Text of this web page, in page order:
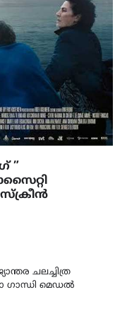
”
ചലച്ചിത്ര
മെഡൽ